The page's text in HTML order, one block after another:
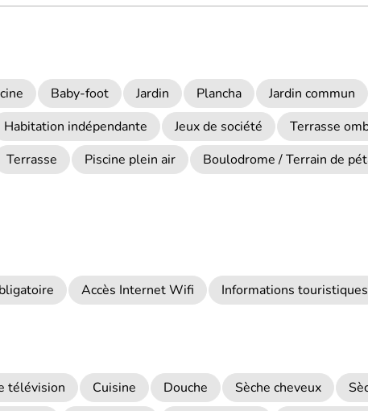
Baby-foot Jardin Plancha Jardin commun
Habitation indépendante Jeux de société Terrasse
Terrasse Piscine plein air
Boulodrome / Terrain de
Accès Internet Wifi Informations touristiques
télévision Cuisine Douche Sèche cheveux